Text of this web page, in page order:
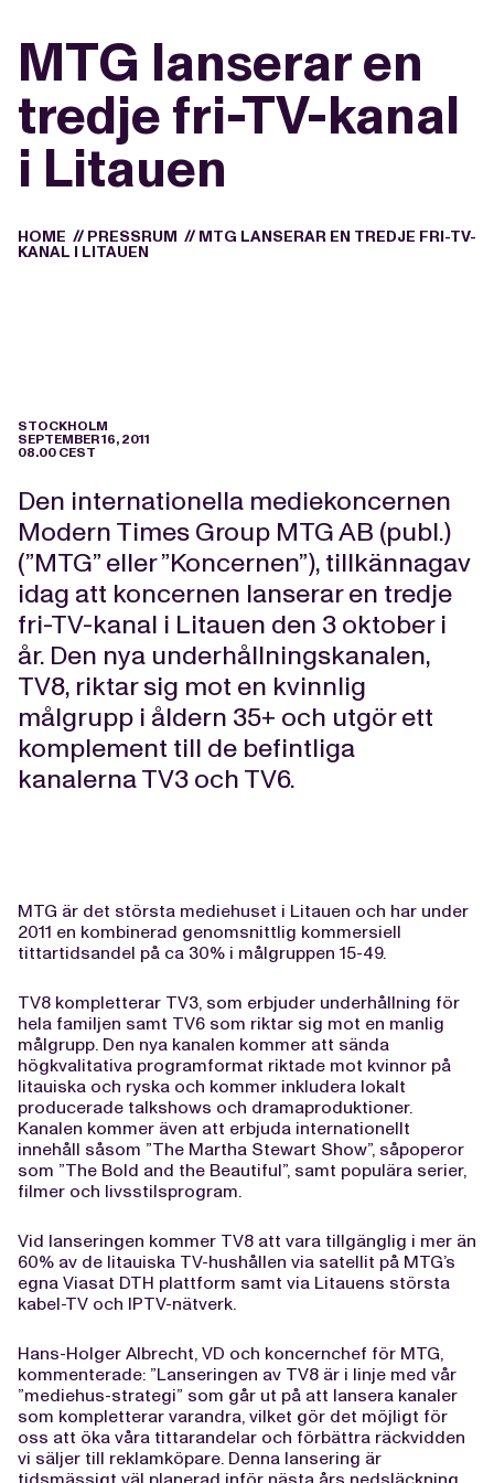
MTG lanserar en
tredje fri-TV-kanal
i Litauen
HOME // PRESSRUM // MTG LANSERAR EN TREDJE FRI-TV-
KANAL I LITAUEN
STOCKHOLM
SEPTEMBER 16, 2011
08.00 CEST
Den internationella mediekoncernen
Modern Times Group MTG AB (publ.)
(”MTG” eller ”Koncernen”), tillkännagav
idag att koncernen lanserar en tredje
fri-TV-kanal i Litauen den 3 oktober i
år. Den nya underhållningskanalen,
TV8, riktar sig mot en kvinnlig
målgrupp i åldern 35+ och utgör ett
komplement till de befintliga
kanalerna TV3 och TV6.
MTG är det största mediehuset i Litauen och har under
2011 en kombinerad genomsnittlig kommersiell
tittartidsandel på ca 30% i målgruppen 15-49.
TV8 kompletterar TV3, som erbjuder underhållning för
hela familjen samt TV6 som riktar sig mot en manlig
målgrupp. Den nya kanalen kommer att sända
högkvalitativa programformat riktade mot kvinnor på
litauiska och ryska och kommer inkludera lokalt
producerade talkshows och dramaproduktioner.
Kanalen kommer även att erbjuda internationellt
innehåll såsom ”The Martha Stewart Show”, såpoperor
som ”The Bold and the Beautiful”, samt populära serier,
filmer och livsstilsprogram.
Vid lanseringen kommer TV8 att vara tillgänglig i mer än
60% av de litauiska TV-hushållen via satellit på MTG’s
egna Viasat DTH plattform samt via Litauens största
kabel-TV och IPTV-nätverk.
Hans-Holger Albrecht, VD och koncernchef för MTG,
kommenterade: ”Lanseringen av TV8 är i linje med vår
”mediehus-strategi” som går ut på att lansera kanaler
som kompletterar varandra, vilket gör det möjligt för
oss att öka våra tittarandelar och förbättra räckvidden
vi säljer till reklamköpare. Denna lansering är